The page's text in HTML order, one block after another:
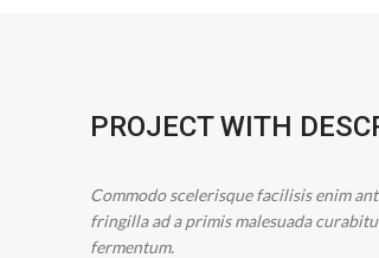
PROJECT WITH
Commodo scelerisque facilisis enim
fringilla ad a primis malesuada
fermentum.